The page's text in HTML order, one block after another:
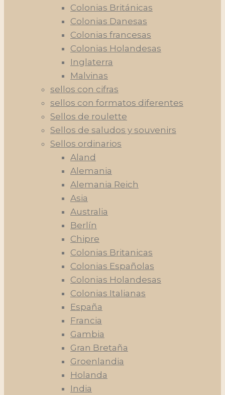
Colonias Británicas
Colonias Danesas
Colonias francesas
Colonias Holandesas
Inglaterra
Malvinas
sellos con cifras
sellos con formatos diferentes
Sellos de roulette
Sellos de saludos y souvenirs
Sellos ordinarios
Aland
Alemania
Alemania Reich
Asia
Australia
Berlín
Chipre
Colonias Britanicas
Colonias Españolas
Colonias Holandesas
Colonias Italianas
España
Francia
Gambia
Gran Bretaña
Groenlandia
Holanda
India